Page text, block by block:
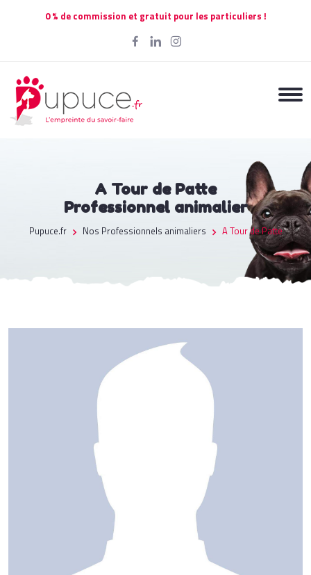
0 % de commission et gratuit pour les particuliers !
A Tour de Patte
Professionnel animalier
Pupuce.fr Nos Professionnels animaliers A Tour de Patte